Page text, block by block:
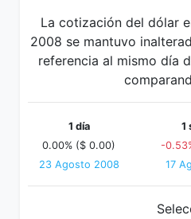
La cotización del dólar
2008 se mantuvo
referencia al mismo día
1 día
0.00% ($ 0.00)
23 Agosto 2008
1
-
17